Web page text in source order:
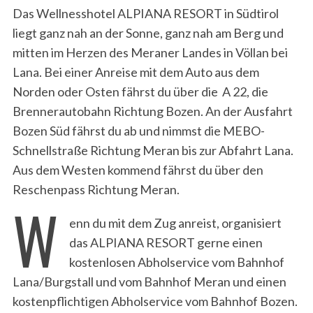
Das Wellnesshotel ALPIANA RESORT in Südtirol
liegt ganz nah an der Sonne, ganz nah am Berg und
mitten im Herzen des Meraner Landes in Völlan bei
Lana. Bei einer Anreise mit dem Auto aus dem
Norden oder Osten fährst du über die A 22, die
Brennerautobahn Richtung Bozen. An der Ausfahrt
Bozen Süd fährst du ab und nimmst die MEBO-
Schnellstraße Richtung Meran bis zur Abfahrt Lana.
Aus dem Westen kommend fährst du über den
Reschenpass Richtung Meran.
W
enn du mit dem Zug anreist, organisiert
das ALPIANA RESORT gerne einen
kostenlosen Abholservice vom Bahnhof
Lana/Burgstall und vom Bahnhof Meran und einen
kostenpflichtigen Abholservice vom Bahnhof Bozen.